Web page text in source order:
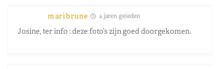
maribrune 4 jaren geleden
Josine, ter info : deze foto’s zijn goed doorgekomen.